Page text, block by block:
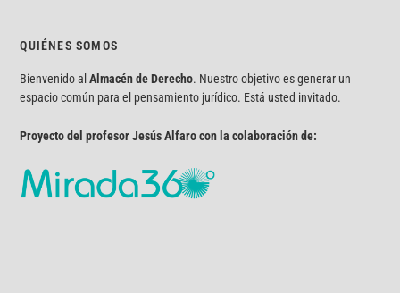
QUIÉNES SOMOS
Bienvenido alAlmacén de Derecho. Nuestro objetivo es generar un
espacio común para el pensamiento jurídico. Está usted invitado.
Proyecto del profesor Jesús Alfaro con la colaboración de: